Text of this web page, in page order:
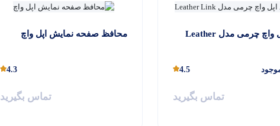
بند اپل واچ چرمی مدل Leather
4.5
تماس بگیرید
محافظ صفحه نمایش اپل واچ
4.3
تماس بگیرید